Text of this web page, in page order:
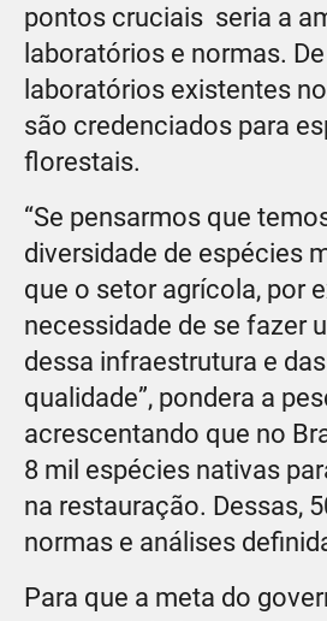
pontos cruciais seria a
laboratórios e normas.
laboratórios existentes
são credenciados para
florestais.
“Se pensarmos que
diversidade de espécies
que o setor agrícola, por
necessidade de se fazer
dessa infraestrutura e
qualidade”, pondera a
acrescentando que no
8 mil espécies nativas
na restauração. Dessas,
normas e análises
Para que a meta do